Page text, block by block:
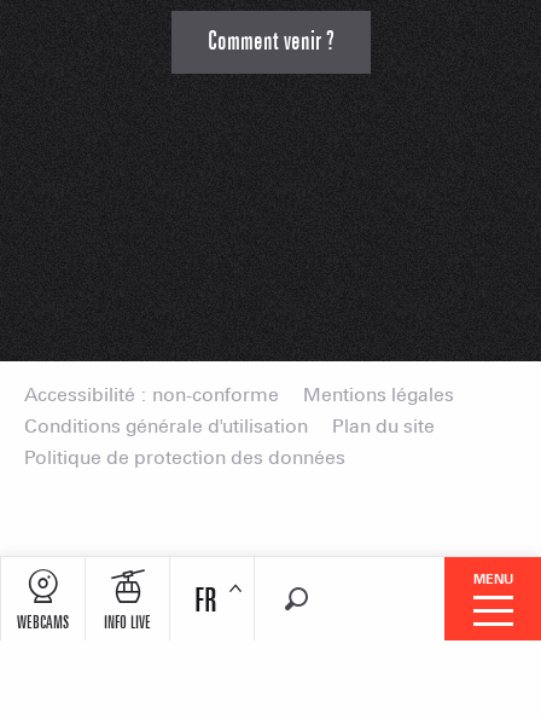
MENU
Recherche
FR
WEBCAMS INFO LIVE
Comment venir ?
Accessibilité : non-conforme
Mentions légales
Conditions générale d'utilisation
Plan du site
Politique de protection des données